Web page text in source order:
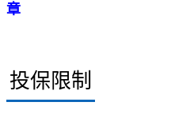
章
投保限制